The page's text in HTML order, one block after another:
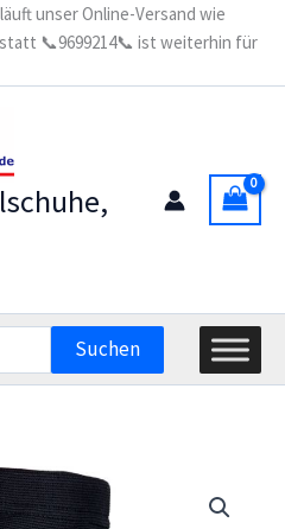
unser Online-Versand wie
📞9699214📞 ist weiterhin für
Suchen